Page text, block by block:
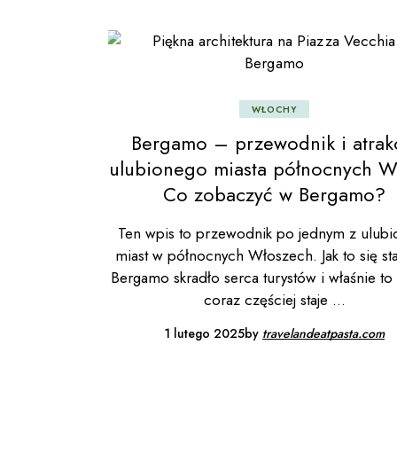
WŁOCHY
Bergamo – przewodnik i
ulubionego miasta północnych
Co zobaczyć w Bergamo?
Ten wpis to przewodnik po jednym z
miast w północnych Włoszech. Jak to się
Bergamo skradło serca turystów i właśnie
coraz częściej staje
1 lutego 2025by travelandeatpasta.com